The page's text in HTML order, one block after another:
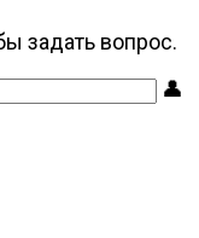
задать вопрос.